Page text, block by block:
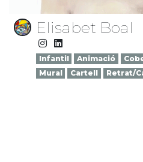
Elisabet Boal
Infantil Animació
Mural
Cartell Retrat/